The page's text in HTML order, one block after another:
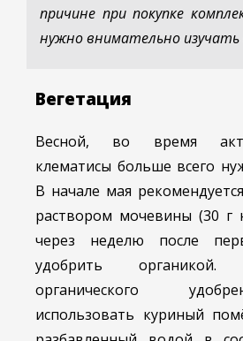
причине при покупке
нужно внимательно изучать
Вегетация
Весной, во время
клематисы больше всего
В начале мая
раствором мочевины (30 г
через неделю после
удобрить
органического
использовать куриный